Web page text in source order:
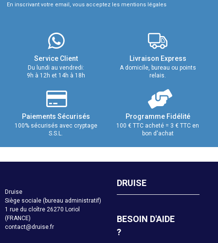
En inscrivant votre email, vous acceptez les mentions légales
Service Client
Du lundi au vendredi:
9h à 12h et 14h à 18h
Livraison Express
A domicile, bureau ou points
relais.
Paiements Sécurisés
100% sécurisés avec cryptage
S.S.L.
Programme Fidélité
100 € TTC acheté = 3 € TTC en
bon d'achat
Druise
Siège sociale (bureau administratif)
1 rue du cloître 26270 Loriol
(FRANCE)
contact@druise.fr
DRUISE
BESOIN D'AIDE
?